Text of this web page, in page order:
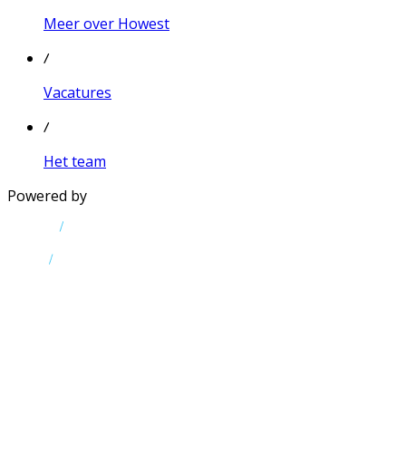
Meer over Howest
/
Vacatures
/
Het team
Powered by